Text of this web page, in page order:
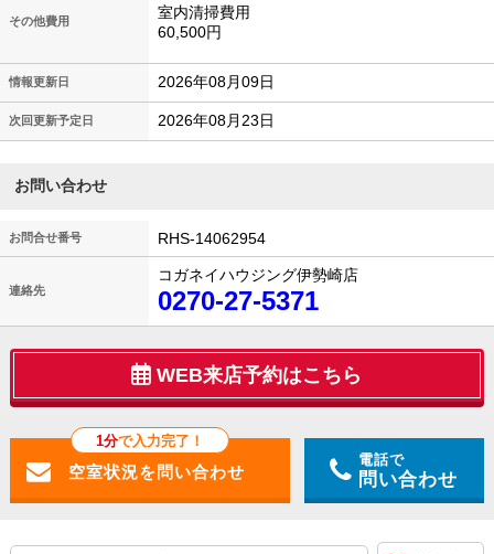
その他費用
室内清掃費用
60,500円
情報更新日 2026年08月09日
次回更新予定日 2026年08月23日
お問い合わせ
お問合せ番号 RHS-14062954
連絡先
コガネイハウジング伊勢崎店
0270-27-5371
WEB来店予約はこちら
1分で入力完了！
電話で
問い合わせ